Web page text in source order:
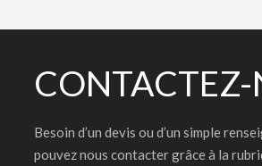
CONTACTEZ-
Besoin d’un devis ou d’un simple
pouvez nous contacter grâce à la